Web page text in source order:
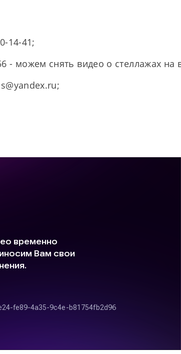
14-41;
- можем снять видео о стеллажах на